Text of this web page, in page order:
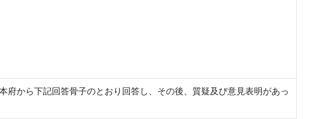
から下記回答骨子のとおり回答し、その後、質疑及び意見表明があっ